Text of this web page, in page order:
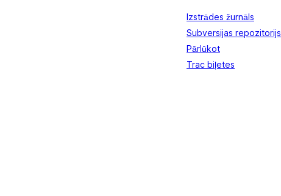
Izstrādes žurnāls
Subversijas repozitorijs
Pārlūkot
Trac biļetes